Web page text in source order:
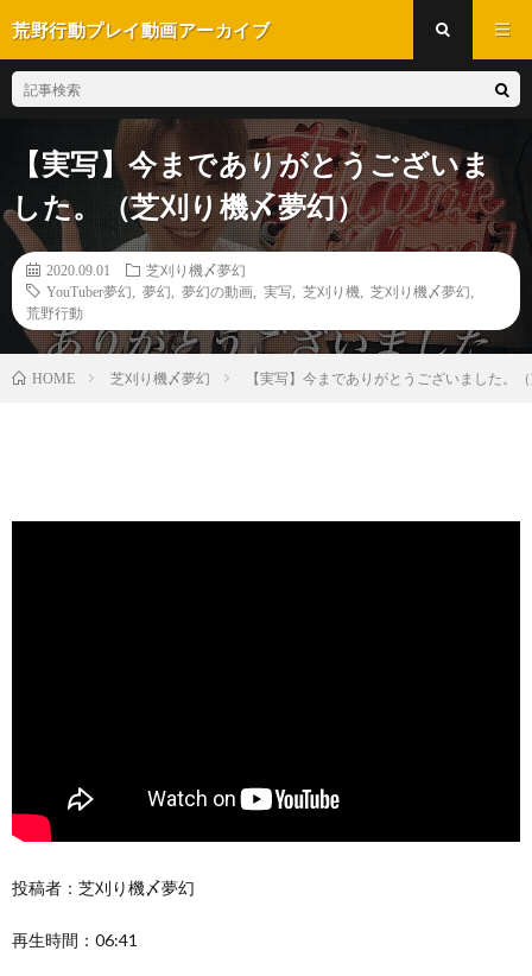
荒野行動プレイ動画アーカイブ
【実写】今までありがとうございま
した。（芝刈り機〆夢幻）
2020.09.01
芝刈り機〆夢幻
YouTuber夢幻
夢幻 夢幻の動画 実写 芝刈り機 芝刈り機〆夢幻
荒野行動
HOME 芝刈り機〆夢幻 【実写】今までありがとうございました。
投稿者：芝刈り機〆夢幻
再生時間：06:41